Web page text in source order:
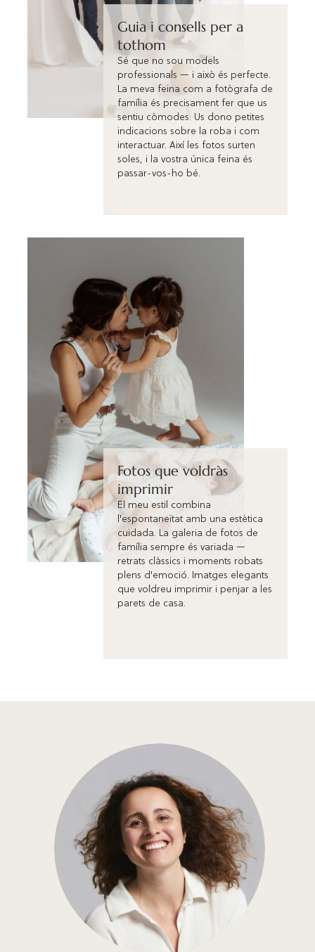
Guia i consells per a
tothom
Sé que no sou models
professionals — i això és perfecte.
La meva feina com a fotògrafa de
família és precisament fer que us
sentiu còmodes. Us dono petites
indicacions sobre la roba i com
interactuar. Així les fotos surten
soles, i la vostra única feina és
passar-vos-ho bé.
Fotos que voldràs
imprimir
El meu estil combina
l'espontaneïtat amb una estètica
cuidada. La galeria de fotos de
família sempre és variada —
retrats clàssics i moments robats
plens d'emoció. Imatges elegants
que voldreu imprimir i penjar a les
parets de casa.